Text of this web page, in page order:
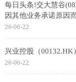
每日头条!交大慧谷
因其他业务承诺原因
26-06-22
兴业控股（
26-06-22